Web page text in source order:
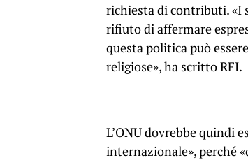
richiesta di contributi. «I
rifiuto di affermare
questa politica può
religiose», ha scritto RFI.
L’ONU dovrebbe quindi
internazionale», perché